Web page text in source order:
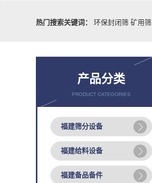
热门搜索关键词：
环保封闭筛 矿用筛
产品分类
PRODUCT CATEGORIES
福建筛分设备
福建给料设备
福建备品备件